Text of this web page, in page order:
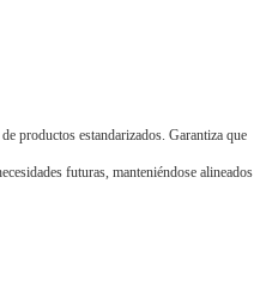
productos estandarizados. Garantiza que
futuras, manteniéndose alineados